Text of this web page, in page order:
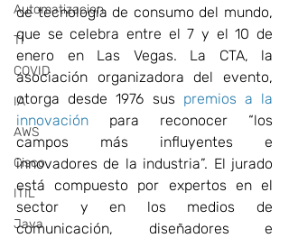
Automatizacion
TI
COVID
IA
AWS
Cisco
ITIL
Java
de tecnología de consumo del mundo,
que se celebra entre el 7 y el 10 de
enero en Las Vegas. La CTA, la
asociación organizadora del evento,
otorga desde 1976 sus premios a la
innovación para reconocer “los
campos más influyentes e
innovadores de la industria”. El jurado
está compuesto por expertos en el
sector y en los medios de
comunicación, diseñadores e